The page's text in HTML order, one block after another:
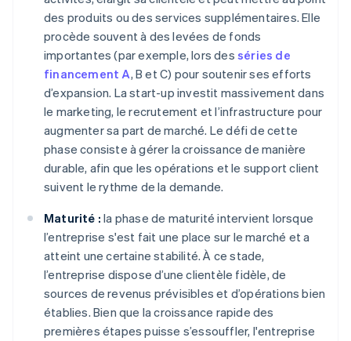
des produits ou des services supplémentaires. Elle
procède souvent à des levées de fonds
importantes (par exemple, lors des séries de
financement A, B et C) pour soutenir ses efforts
d’expansion. La start-up investit massivement dans
le marketing, le recrutement et l’infrastructure pour
augmenter sa part de marché. Le défi de cette
phase consiste à gérer la croissance de manière
durable, afin que les opérations et le support client
suivent le rythme de la demande.
Maturité : la phase de maturité intervient lorsque
l’entreprise s'est fait une place sur le marché et a
atteint une certaine stabilité. À ce stade,
l’entreprise dispose d’une clientèle fidèle, de
sources de revenus prévisibles et d’opérations bien
établies. Bien que la croissance rapide des
premières étapes puisse s’essouffler, l'entreprise